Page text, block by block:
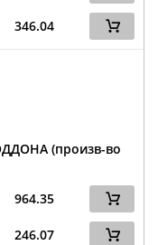
346.04
(произв-во
964.35
246.07